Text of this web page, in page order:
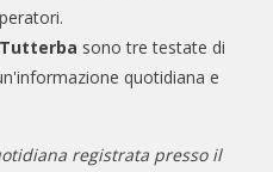
sono tre testate di
quotidiana e
registrata presso il